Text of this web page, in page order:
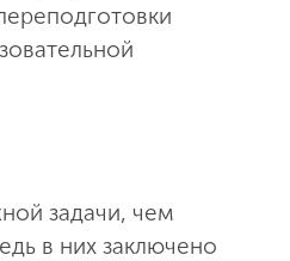
задачи, чем
в них заключено